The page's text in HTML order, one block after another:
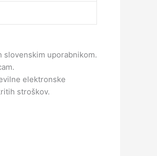
slovenskim uporabnikom.
elektronske
stroškov.